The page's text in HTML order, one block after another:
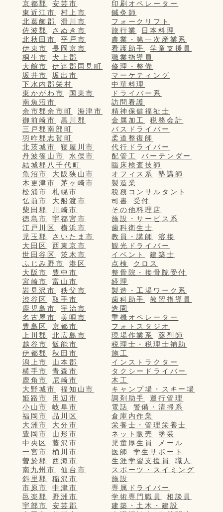
京都郡
安芸市
東近江市
村上市
北葛飾郡
滑川市
佐波郡
さぬき市
北秋田市
平戸市
伊東市
長岡京市
桐生市
犬上郡
大館市
伊達郡国見町
坂井市
坂出市
下水内郡栄村
東かがわ市
国東市
南魚沼市
余市郡余市町
海津市
御前崎市
黒川郡
三戸郡南部町
羽咋郡志賀町
北茨城市
寝屋川市
丹波篠山市
水俣市
結城郡八千代町
魚沼市
大阪狭山市
木更津市
茅ヶ崎市
松浦市
札幌市
弘前市
大船渡市
柴田郡
川崎市
徳島市
宇都宮市
江戸川区
横浜市
児玉郡
さいたま市
大田区
西東京市
世田谷区
茨木市
ふじみ野市
港区
大阪市
豊中市
宮崎市
富山市
岩見沢市
秩父市
渋谷区
取手市
鹿児島市
宇治市
名古屋市
美唄市
豊島区
京都市
上川郡
北広島市
越谷市
飯能市
伊都郡
秋田市
潟上市
山本郡
横手市
青森市
鹿角市
尼崎市
大野城市
福知山市
姫路市
田辺市
小山市
岐阜市
福岡市
品川区
大洲市
大分市
豊岡市
山形市
中央区
藤沢市
一宮市
桶川市
曽於郡
西海市
南九州市
仙台市
斜里郡
稲沢市
市原市
中津市
邑楽郡
野洲市
宇部市
安芸郡
印刷オペレーター
鍼灸師
フォークリフト
旅行業
日本料理
農業・第一次産業系
看護助手
学童支援員
職業指導員
修理・整備
マーケティング
中華料理
ドライバー系
訪問看護
精神保健福祉士
金属加工
税務会計
バスドライバー
柔道整復師
代行ドライバー
配管工
バーテンダー
臨床検査技師
オフィス系
塾講師
製造業
税務コンサルタント
司書
受付
その他料理店
施設・サービス系
歯科衛生士
教員・講師
溶接
観光ドライバー
イベント
建築士
点検
クロス
整骨院・接骨院受付
経理
製造・工場ワーク系
歯科助手
教習指導員
造園
重機オペレーター
フォトスタジオ
現場作業系
薬剤師
税理士・税理士補助
施工
インストラクター
タクシードライバー
木工
キャンプ場・スキー場
調剤助手
運行管理
電話
警備・清掃系
倉庫内作業
栄養士・管理栄養士
ネット販売
塗装
児童厚生員
メール
医師
学生サポート
生涯学習支援員
職人
スポーツ・スイミング
施設
専属ドライバー
学術専門職員
相談員
建築・土木・建設